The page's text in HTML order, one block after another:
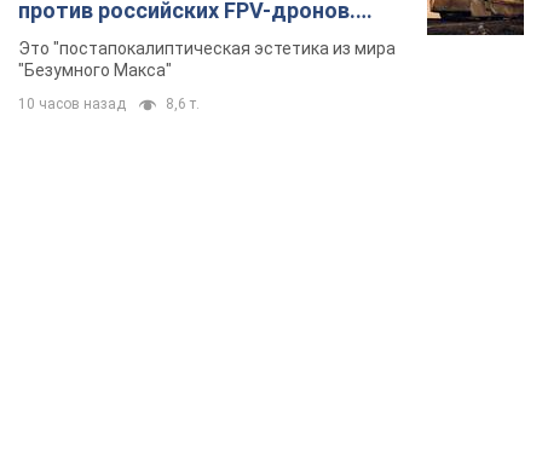
против российских FPV-дронов.
Фото
Это "постапокалиптическая эстетика из мира
"Безумного Макса"
10 часов назад 8,6 т.